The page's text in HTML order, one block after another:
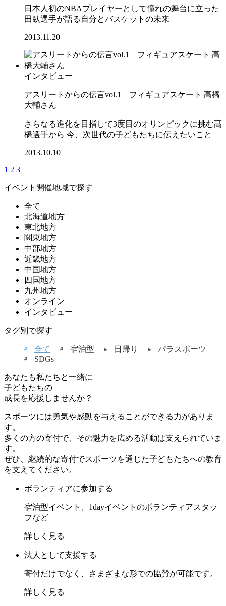
日本人初のNBAプレイヤーとして憧れの舞台に立った
田臥選手が語る自分とバスケットの未来
2013.11.20
インタビュー
アスリートからの伝言vol.1 フィギュアスケート 髙橋
大輔さん
さらなる進化を目指して3度目のオリンピックに挑む髙
橋選手から 今、次世代の子どもたちに伝えたいこと
2013.10.10
1 2 3
イベント開催地域で探す
全て
北海道地方
東北地方
関東地方
中部地方
近畿地方
中国地方
四国地方
九州地方
オンライン
インタビュー
タグ別で探す
全て 宿泊型 日帰り
パラスポーツ
SDGs
あなたも私たちと一緒に
子どもたちの
成長を応援しませんか？
スポーツには勇気や感動を与えることができる力がありま
す。
多くの方の寄付で、その魅力を広める活動は支えられていま
す。
ぜひ、継続的な寄付でスポーツを通じた子どもたちへの教育
を支えてください。
ボランティアに参加する
宿泊型イベント、1dayイベントのボランティアスタッ
フなど
詳しく見る
法人として支援する
寄付だけでなく、さまざまな形での協賛が可能です。
詳しく見る